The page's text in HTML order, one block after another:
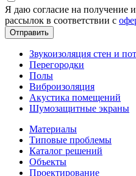
Я даю согласие на
рассылок в соответствии с
Звукоизоляция стен и
Перегородки
Полы
Виброизоляция
Акустика помещений
Шумозащитные экраны
Материалы
Типовые проблемы
Каталог решений
Объекты
Проектирование